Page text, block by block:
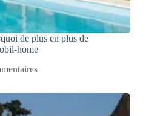
de plus en plus de
home